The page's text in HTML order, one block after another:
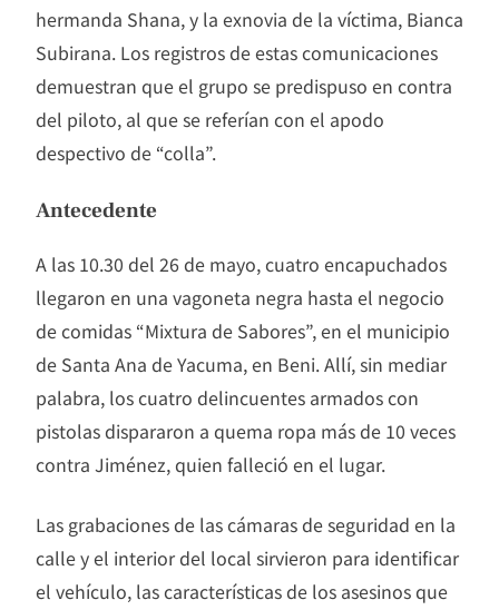
hermanda Shana, y la exnovia de la víctima, Bianca
Subirana. Los registros de estas comunicaciones
demuestran que el grupo se predispuso en contra
del piloto, al que se referían con el apodo
despectivo de “colla”.
Antecedente
A las 10.30 del 26 de mayo, cuatro encapuchados
llegaron en una vagoneta negra hasta el negocio
de comidas “Mixtura de Sabores”, en el municipio
de Santa Ana de Yacuma, en Beni. Allí, sin mediar
palabra, los cuatro delincuentes armados con
pistolas dispararon a quema ropa más de 10 veces
contra Jiménez, quien falleció en el lugar.
Las grabaciones de las cámaras de seguridad en la
calle y el interior del local sirvieron para identificar
el vehículo, las características de los asesinos que